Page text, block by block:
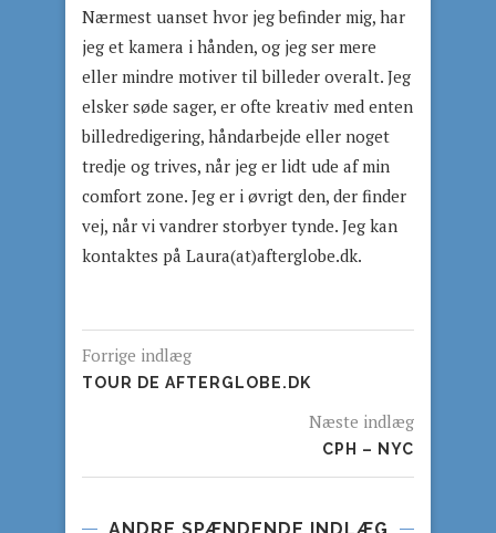
Nærmest uanset hvor jeg befinder mig, har
jeg et kamera i hånden, og jeg ser mere
eller mindre motiver til billeder overalt. Jeg
elsker søde sager, er ofte kreativ med enten
billedredigering, håndarbejde eller noget
tredje og trives, når jeg er lidt ude af min
comfort zone. Jeg er i øvrigt den, der finder
vej, når vi vandrer storbyer tynde. Jeg kan
kontaktes på Laura(at)afterglobe.dk.
Forrige indlæg
TOUR DE AFTERGLOBE.DK
Næste indlæg
CPH – NYC